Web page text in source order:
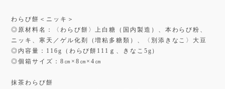
わらび餅＜ニッキ＞
◎原材料名：〈わらび餅〉上白糖（国内製造）、本わらび粉、
ニッキ、寒天／ゲル化剤（増粘多糖類）、〈別添きなこ〉大豆
◎内容量：116g（わらび餅111ｇ、きなこ5g）
◎個箱サイズ：8㎝×8㎝×4㎝
抹茶わらび餅